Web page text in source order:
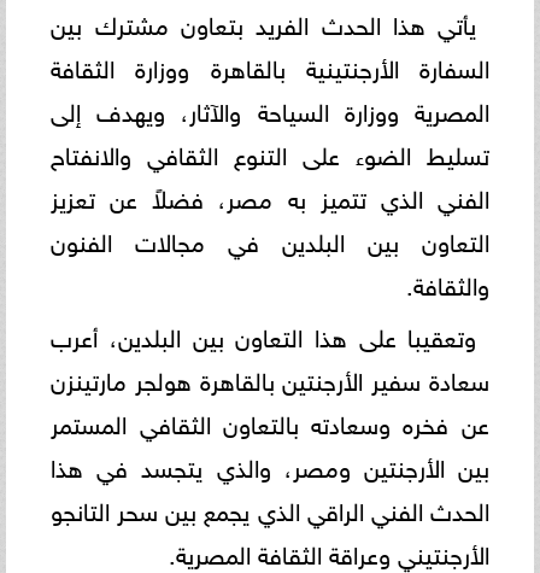
يأتي هذا الحدث الفريد بتعاون مشترك بين
السفارة الأرجنتينية بالقاهرة ووزارة الثقافة
المصرية ووزارة السياحة والآثار، ويهدف إلى
تسليط الضوء على التنوع الثقافي والانفتاح
الفني الذي تتميز به مصر، فضلاً عن تعزيز
التعاون بين البلدين في مجالات الفنون
والثقافة.
وتعقيبا على هذا التعاون بين البلدين، أعرب
سعادة سفير الأرجنتين بالقاهرة هولجر مارتينزن
عن فخره وسعادته بالتعاون الثقافي المستمر
بين الأرجنتين ومصر، والذي يتجسد في هذا
الحدث الفني الراقي الذي يجمع بين سحر التانجو
الأرجنتيني وعراقة الثقافة المصرية.